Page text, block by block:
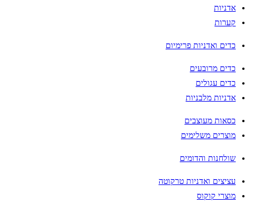
אדניות
קערות
כדים ואדניות פרימיום
כדים מרובעים
כדים עגולים
אדניות מלבניות
כסאות מעוצבים
מוצרים משלימים
שולחנות והדומים
עציצים ואדניות טרקוטה
מוצרי קוקוס